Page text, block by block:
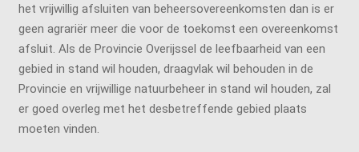
het vrijwillig afsluiten van beheersovereenkomsten dan is er
geen agrariër meer die voor de toekomst een overeenkomst
afsluit. Als de Provincie Overijssel de leefbaarheid van een
gebied in stand wil houden, draagvlak wil behouden in de
Provincie en vrijwillige natuurbeheer in stand wil houden, zal
er goed overleg met het desbetreffende gebied plaats
moeten vinden.